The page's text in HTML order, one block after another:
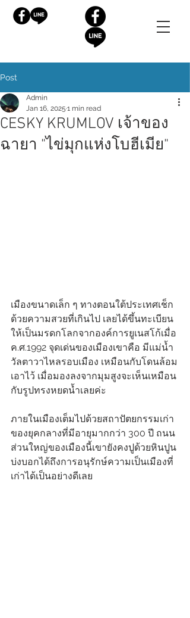
Post
CESKY KRUMLOV เจ้าของ
ฉายา "ไข่มุกแห่งโบฮีเมีย"
Admin
Jan 16, 2025 1 min read
เมืองขนาดเล็ก ๆ ทางตอนใต้ประเทศเช็ก
ด้วยความสวยที่เกินไป เลยได้ขึ้นทะเบียน
ให้เป็นมรดกโลกจากองค์การยูเนสโก้เมื่อ
ค.ศ.1992 จุดเด่นของเมืองเขาคือ มีแม่น้ำ
วัลตาวาไหลรอบเมือง เหมือนกับโดนล้อม
เอาไว้ เมื่อมองลงจากมุมสูงจะเห็นเหมือน
กับรูปทรงหยดน้ำเลยค่ะ
ภายในเมืองเต็มไปด้วยสถาปัตยกรรมเก่า
ของยุคกลางที่มีอายุมากกว่า 300 ปี ถนน
ส่วนใหญ่ของเมืองนี้เขายังคงปูด้วยหินปูน
บ่งบอกได้ถึงการอนุรักษ์ความเป็นเมืองที่
เก่าได้เป็นอย่างดีเลย